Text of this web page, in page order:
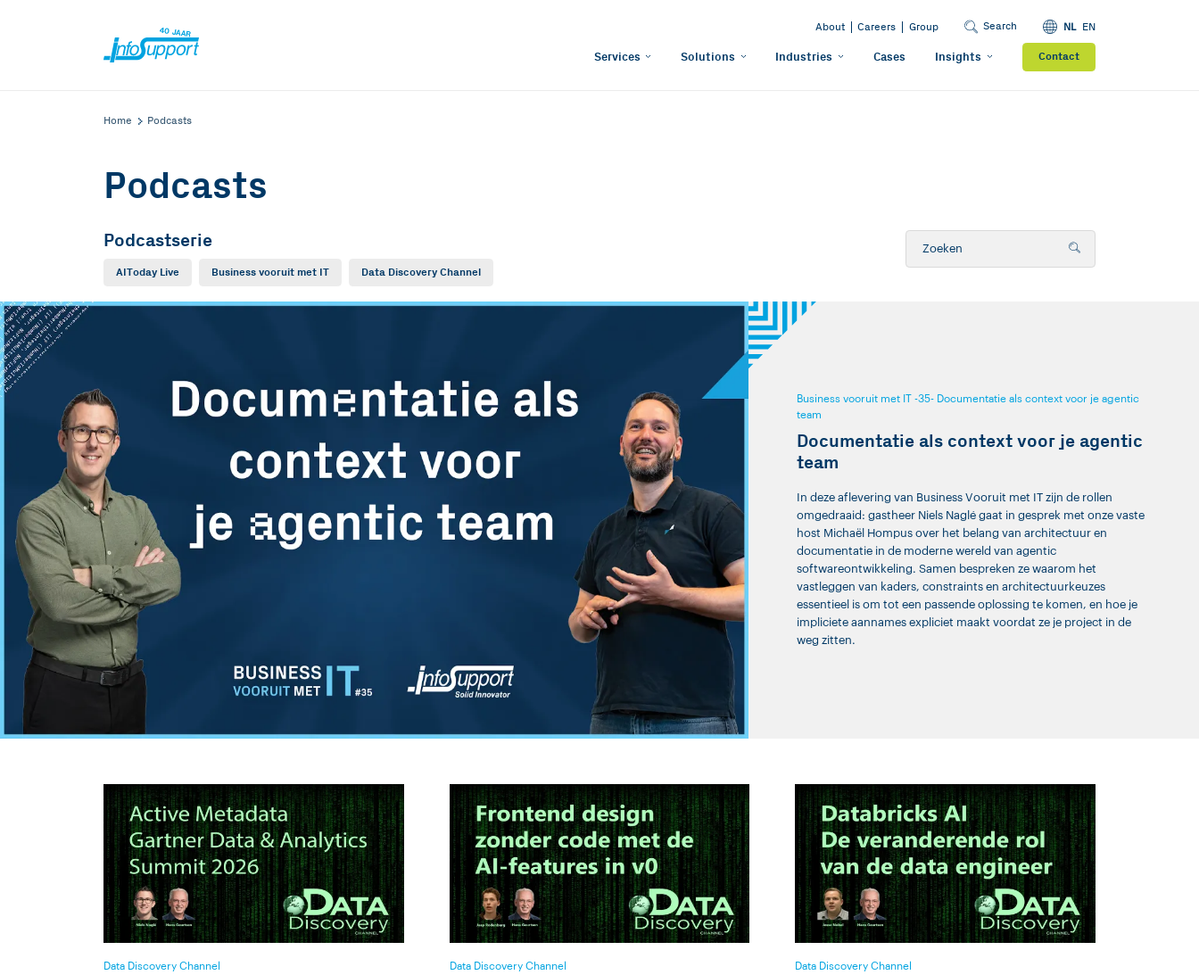
About Careers Group Search NL EN
Services Solutions Industries Cases Insights Contact
Home Podcasts
Podcasts
Podcastserie
AIToday Live Business vooruit met IT Data Discovery Channel
Business vooruit met IT -35- Documentatie als context voor je agentic
team
Documentatie als context voor je agentic
team
In deze aflevering van Business Vooruit met IT zijn de rollen
omgedraaid: gastheer Niels Naglé gaat in gesprek met onze vaste
host Michaël Hompus over het belang van architectuur en
documentatie in de moderne wereld van agentic
softwareontwikkeling. Samen bespreken ze waarom het
vastleggen van kaders, constraints en architectuurkeuzes
essentieel is om tot een passende oplossing te komen, en hoe je
impliciete aannames expliciet maakt voordat ze je project in de
weg zitten.
Data Discovery Channel Data Discovery Channel Data Discovery Channel